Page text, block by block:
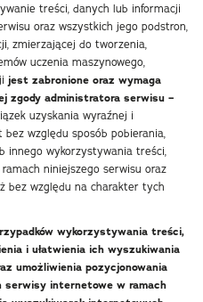
treści, danych lub informacji
oraz wszystkich jego podstron,
zmierzającej do tworzenia,
uczenia maszynowego,
jest zabronione oraz wymaga
zgody administratora serwisu –
uzyskania wyraźnej i
względu sposób pobierania,
innego wykorzystywania treści,
niniejszego serwisu oraz
bez względu na charakter tych
wykorzystywania treści,
i ułatwienia ich wyszukiwania
umożliwienia pozycjonowania
internetowe w ramach